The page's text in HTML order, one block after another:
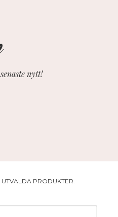
nytt!
PRODUKTER.